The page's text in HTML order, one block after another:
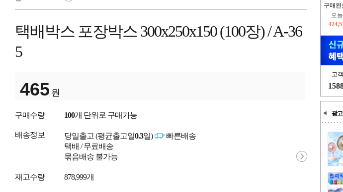
구매완
고
광고
택배박스 포장박스 300x250x150 (100장) / A-36
5
465 원
구매수량 100개 단위로 구매가능
배송정보 당일출고 (평균출고일0.3일)
빠른배송
택배 / 무료배송
묶음배송 불가능
재고수량 878,999개